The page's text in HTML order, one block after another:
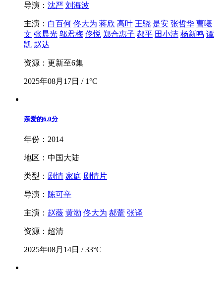
导演： 沈严 刘海波
主演： 白百何 佟大为 蒋欣 高叶 王骁 是安 张哲华 曹曦
文 张晨光 邬君梅 佟悦 郑合惠子 郝平 田小洁 杨新鸣 谭
凯 赵达
资源：更新至6集
2025年08月17日 / 1°C
亲爱的6.0分
年份：2014
地区：中国大陆
类型： 剧情 家庭 剧情片
导演： 陈可辛
主演： 赵薇 黄渤 佟大为 郝蕾 张译
资源：超清
2025年08月14日 / 33°C